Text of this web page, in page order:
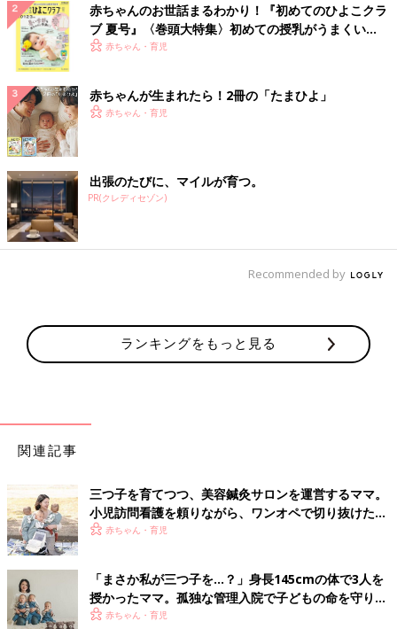
胎児とほぼ変わりません。しかし「寝返り」「ハイハイ」「つか
まり立ち」「ひとり歩き」は差が出る子も。早産の場合は、予定
日を誕生日と考えて修正月齢で見てください。
多胎児は、言葉の発達も比較的ゆっくりです。原因の１つには、
多胎児特有のきょうだい間でしか通じない言葉（ツインランゲー
ジ）を使ってコミュニケーションを図ることが考えられます。ツ
インランゲージとは、たとえば「いちご」も「りんご」も、子ど
もたちの間では「ご！」と呼ぶなどですが、無理にツインランゲ
ージは直そうとしなくてOK。
また女の子と男の子だと、女の子のほうが言葉は早い傾向があり
ますが、気にしないで大丈夫です。
発育も発達も、多少個人差はありますが就学前にはあまり差を感
じなくなるので、長い目で見守ってください。心配なときは多胎
児向けの育児書などを参考にしたり、子育て相談や乳幼児健診で
恵、ひよこクラブ編集部）
■ふたごポケットブックシリーズ
赤ちゃんのお世話まるわかり！『初めてのひよこクラ
ブ 夏号』〈巻頭大特集〉初めての授乳がうまくい
く！ おっぱい・ミルクの基本と夏のトラブル 解決テ
赤ちゃん・育児
赤ちゃんが生まれたら！2冊の「たまひよ」
赤ちゃん・育児
出張のたびに、マイルが育つ。
PR(クレディセゾン)
Recommended by
ランキングをもっと見る
関連記事
三つ子を育てつつ、美容鍼灸サロンを運営するママ。
小児訪問看護を頼りながら、ワンオペで切り抜けた赤
ちゃん育児！【多胎インタビュー・後編】
赤ちゃん・育児
「まさか私が三つ子を…？」身長145cmの体で3人を
授かったママ。孤独な管理入院で子どもの命を守り抜
いた！【多胎インタビュー・前編】
赤ちゃん・育児